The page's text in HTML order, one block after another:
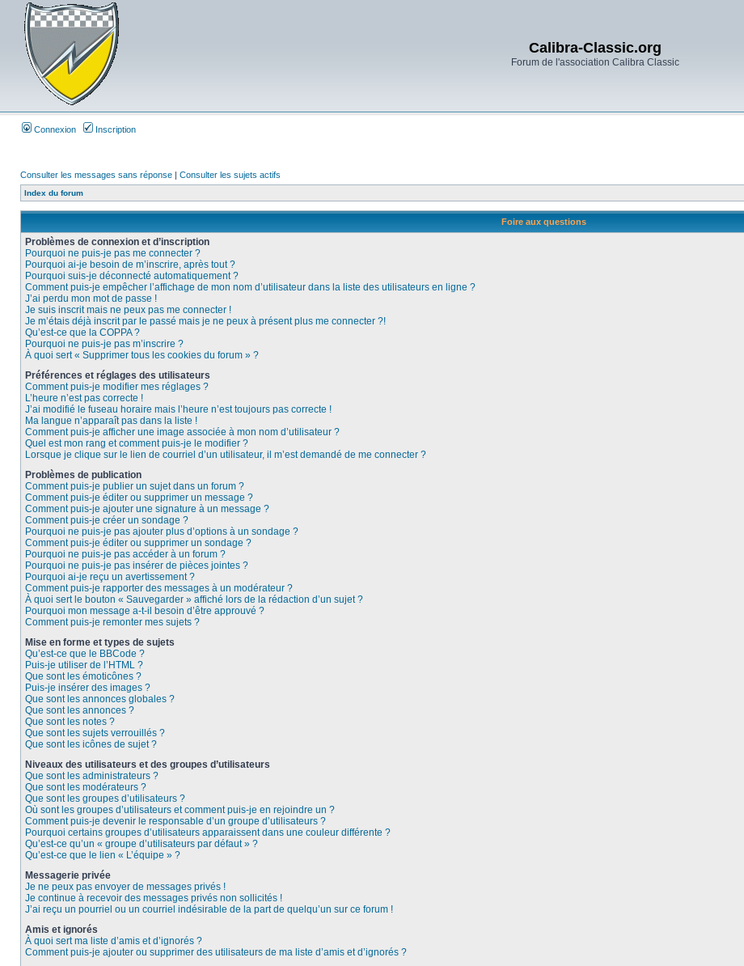
Calibra-Classic.org
Forum de l'association Calibra Classic
Connexion Inscription
Consulter les messages sans réponse | Consulter les sujets actifs
Index du forum
Foire aux questions
Problèmes de connexion et d’inscription
Pourquoi ne puis-je pas me connecter ?
Pourquoi ai-je besoin de m’inscrire, après tout ?
Pourquoi suis-je déconnecté automatiquement ?
Comment puis-je empêcher l’affichage de mon nom d’utilisateur dans la liste des utilisateurs en ligne ?
J’ai perdu mon mot de passe !
Je suis inscrit mais ne peux pas me connecter !
Je m’étais déjà inscrit par le passé mais je ne peux à présent plus me connecter ?!
Qu’est-ce que la COPPA ?
Pourquoi ne puis-je pas m’inscrire ?
À quoi sert « Supprimer tous les cookies du forum » ?
Préférences et réglages des utilisateurs
Comment puis-je modifier mes réglages ?
L’heure n’est pas correcte !
J’ai modifié le fuseau horaire mais l’heure n’est toujours pas correcte !
Ma langue n’apparaît pas dans la liste !
Comment puis-je afficher une image associée à mon nom d’utilisateur ?
Quel est mon rang et comment puis-je le modifier ?
Lorsque je clique sur le lien de courriel d’un utilisateur, il m’est demandé de me connecter ?
Problèmes de publication
Comment puis-je publier un sujet dans un forum ?
Comment puis-je éditer ou supprimer un message ?
Comment puis-je ajouter une signature à un message ?
Comment puis-je créer un sondage ?
Pourquoi ne puis-je pas ajouter plus d’options à un sondage ?
Comment puis-je éditer ou supprimer un sondage ?
Pourquoi ne puis-je pas accéder à un forum ?
Pourquoi ne puis-je pas insérer de pièces jointes ?
Pourquoi ai-je reçu un avertissement ?
Comment puis-je rapporter des messages à un modérateur ?
À quoi sert le bouton « Sauvegarder » affiché lors de la rédaction d’un sujet ?
Pourquoi mon message a-t-il besoin d’être approuvé ?
Comment puis-je remonter mes sujets ?
Mise en forme et types de sujets
Qu’est-ce que le BBCode ?
Puis-je utiliser de l’HTML ?
Que sont les émoticônes ?
Puis-je insérer des images ?
Que sont les annonces globales ?
Que sont les annonces ?
Que sont les notes ?
Que sont les sujets verrouillés ?
Que sont les icônes de sujet ?
Niveaux des utilisateurs et des groupes d’utilisateurs
Que sont les administrateurs ?
Que sont les modérateurs ?
Que sont les groupes d’utilisateurs ?
Où sont les groupes d’utilisateurs et comment puis-je en rejoindre un ?
Comment puis-je devenir le responsable d’un groupe d’utilisateurs ?
Pourquoi certains groupes d’utilisateurs apparaissent dans une couleur différente ?
Qu’est-ce qu’un « groupe d’utilisateurs par défaut » ?
Qu’est-ce que le lien « L’équipe » ?
Messagerie privée
Je ne peux pas envoyer de messages privés !
Je continue à recevoir des messages privés non sollicités !
J’ai reçu un pourriel ou un courriel indésirable de la part de quelqu’un sur ce forum !
Amis et ignorés
À quoi sert ma liste d’amis et d’ignorés ?
Comment puis-je ajouter ou supprimer des utilisateurs de ma liste d’amis et d’ignorés ?